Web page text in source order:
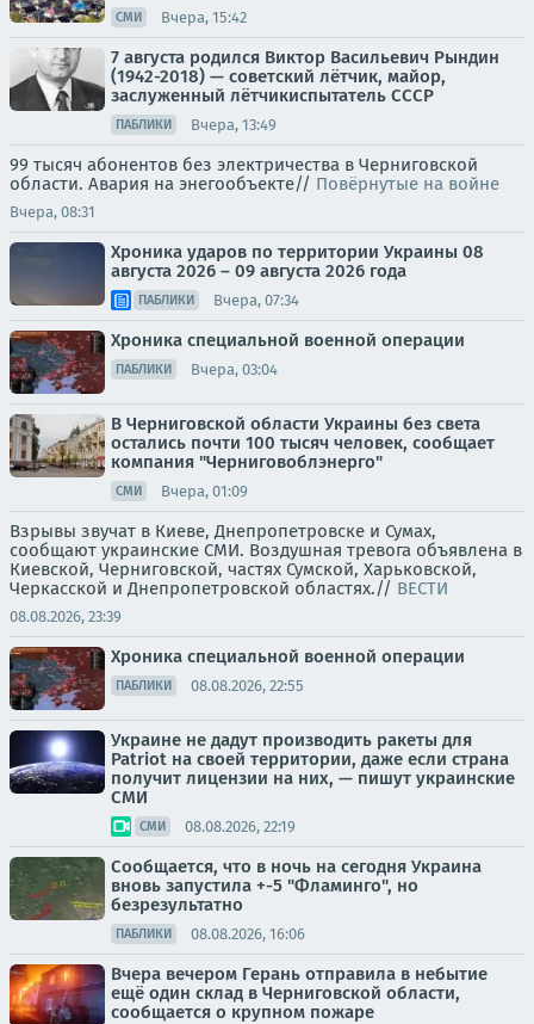
СМИ Вчера, 15:42
7 августа родился Виктор Васильевич Рындин
(1942-2018) — советский лётчик, майор,
заслуженный лётчикиспытатель СССР
ПАБЛИКИ Вчера, 13:49
99 тысяч абонентов без электричества в Черниговской
области. Авария на энегообъекте// Повёрнутые на войне
Вчера, 08:31
Хроника ударов по территории Украины 08
августа 2026 – 09 августа 2026 года
ПАБЛИКИ Вчера, 07:34
Хроника специальной военной операции
ПАБЛИКИ Вчера, 03:04
В Черниговской области Украины без света
остались почти 100 тысяч человек, сообщает
компания "Черниговоблэнерго"
СМИ Вчера, 01:09
Взрывы звучат в Киеве, Днепропетровске и Сумах,
сообщают украинские СМИ. Воздушная тревога объявлена в
Киевской, Черниговской, частях Сумской, Харьковской,
Черкасской и Днепропетровской областях.// ВЕСТИ
08.08.2026, 23:39
Хроника специальной военной операции
ПАБЛИКИ 08.08.2026, 22:55
Украине не дадут производить ракеты для
Patriot на своей территории, даже если страна
получит лицензии на них, — пишут украинские
СМИ
СМИ 08.08.2026, 22:19
Сообщается, что в ночь на сегодня Украина
вновь запустила +-5 "Фламинго", но
безрезультатно
ПАБЛИКИ 08.08.2026, 16:06
Вчера вечером Герань отправила в небытие
ещё один склад в Черниговской области,
сообщается о крупном пожаре